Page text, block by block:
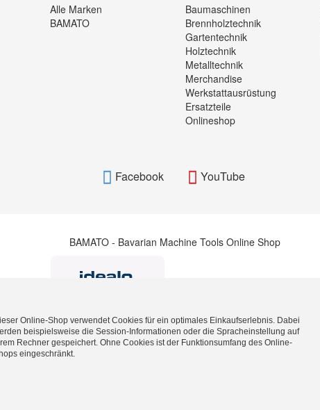
Alle Marken
BAMATO
Baumaschinen
Brennholztechnik
Gartentechnik
Holztechnik
Metalltechnik
Merchandise
Werkstattausrüstung
Ersatzteile
Onlineshop
Facebook YouTube
BAMATO - Bavarian Machine Tools Online Shop
Online-Shop verwendet Cookies für ein optimales Einkaufserlebnis. Dabei
beispielsweise die Session-Informationen oder die Spracheinstellung auf
Rechner gespeichert. Ohne Cookies ist der Funktionsumfang des Online-
eingeschränkt.